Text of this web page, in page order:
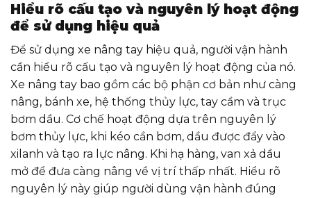
Hiểu rõ cấu tạo và nguyên lý hoạt động
để sử dụng hiệu quả
Để sử dụng xe nâng tay hiệu quả, người vận hành
cần hiểu rõ cấu tạo và nguyên lý hoạt động của nó.
Xe nâng tay bao gồm các bộ phận cơ bản như càng
nâng, bánh xe, hệ thống thủy lực, tay cầm và trục
bơm dầu. Cơ chế hoạt động dựa trên nguyên lý
bơm thủy lực, khi kéo cần bơm, dầu được đẩy vào
xilanh và tạo ra lực nâng. Khi hạ hàng, van xả dầu
mở để đưa càng nâng về vị trí thấp nhất. Hiểu rõ
nguyên lý này giúp người dùng vận hành đúng